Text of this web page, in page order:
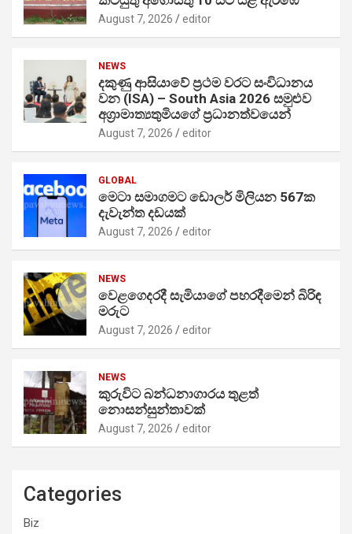
August 7, 2026 editor
NEWS
දකුණු ආසියාවේ ප්‍රථම වරට සංවිධානය
වන (ISA) – South Asia 2026 සමුළුව
අග්‍රාමාත්‍යතුමියගේ ප්‍රධානත්වයෙන්
August 7, 2026 editor
GLOBAL
මෙටා සමාගමට ඩොලර් මිලියන 567ක
දැවැන්ත දඩයක්
August 7, 2026 editor
NEWS
වෙළගෙදරදී සැමියාගේ පහරදීමෙන් බිරිඳ
මරුට
August 7, 2026 editor
NEWS
කුරුවිට බන්ධනාගාරය තුළත්
නොසන්සුන්තාවක්
August 7, 2026 editor
Categories
Biz